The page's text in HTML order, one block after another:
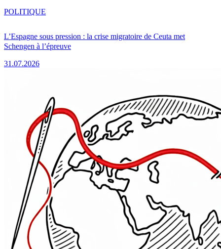
L’Espagne sous pression : la crise migratoire de Ceuta met
Schengen à l’épreuve
31.07.2026
POLITIQUE